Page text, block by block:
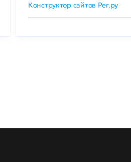
Конструктор сайтов Рег.ру